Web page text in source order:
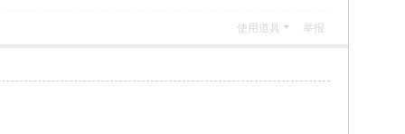
使用道具 举报